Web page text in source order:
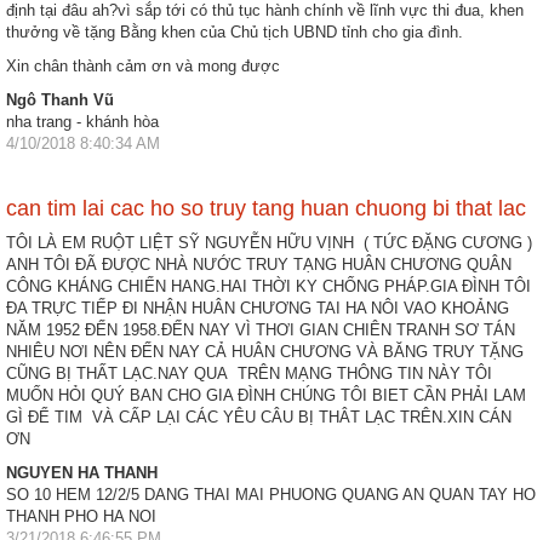
định tại đâu ah?vì sắp tới có thủ tục hành chính về lĩnh vực thi đua, khen
thưởng về tặng Bằng khen của Chủ tịch UBND tỉnh cho gia đình.
Xin chân thành cảm ơn và mong được
Ngô Thanh Vũ
nha trang - khánh hòa
4/10/2018 8:40:34 AM
can tim lai cac ho so truy tang huan chuong bi that lac
TÔI LÀ EM RUỘT LIỆT SỸ NGUYỄN HỮU VỊNH ( TỨC ĐẶNG CƯƠNG )
ANH TÔI ĐÃ ĐƯỢC NHÀ NƯỚC TRUY TẠNG HUÂN CHƯƠNG QUÂN
CÔNG KHÁNG CHIẾN HANG.HAI THỜI KY CHỐNG PHÁP.GIA ĐÌNH TÔI
ĐA TRỰC TIẾP ĐI NHẬN HUÂN CHƯƠNG TAI HA NÔI VAO KHOẢNG
NĂM 1952 ĐẾN 1958.ĐẾN NAY VÌ THƠI GIAN CHIÊN TRANH SƠ TÁN
NHIÊU NƠI NÊN ĐẾN NAY CẢ HUÂN CHƯƠNG VÀ BĂNG TRUY TẶNG
CŨNG BỊ THẤT LẠC.NAY QUA TRÊN MẠNG THÔNG TIN NÀY TÔI
MUỐN HỎI QUÝ BAN CHO GIA ĐÌNH CHÚNG TÔI BIET CẦN PHẢI LAM
GÌ ĐỂ TIM VÀ CẤP LẠI CÁC YÊU CÂU BỊ THÂT LẠC TRÊN.XIN CÁN
ƠN
NGUYEN HA THANH
SO 10 HEM 12/2/5 DANG THAI MAI PHUONG QUANG AN QUAN TAY HO
THANH PHO HA NOI